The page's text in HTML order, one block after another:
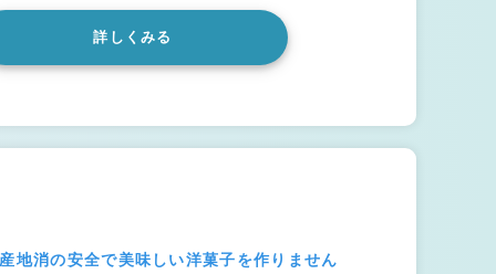
詳しくみる
地消の安全で美味しい洋菓子を作りません